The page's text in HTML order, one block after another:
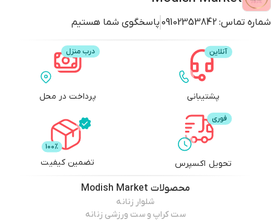
شماره تماس: 09102353842 پاسخگوی شما هستیم
پشتیبانی پرداخت در محل
تحویل اکسپرس تضمین کیفیت
محصولات Modish Market
شلوار زنانه
ست کراپ و ست ورزشی زنانه